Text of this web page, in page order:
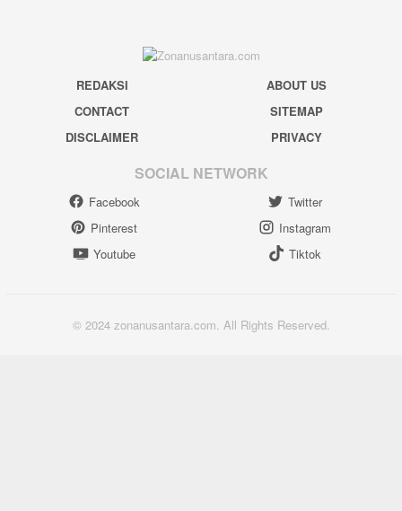
REDAKSI
ABOUT US
CONTACT
SITEMAP
DISCLAIMER
PRIVACY
SOCIAL NETWORK
Facebook
Twitter
Pinterest
Instagram
Youtube
Tiktok
© 2024 zonanusantara.com. All Rights Reserved.